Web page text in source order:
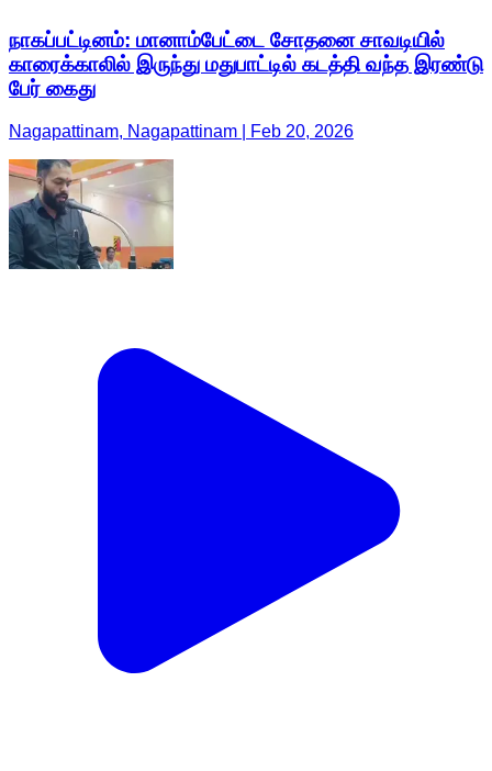
நாகப்பட்டினம்: மானாம்பேட்டை சோதனை சாவடியில்
காரைக்காலில் இருந்து மதுபாட்டில் கடத்தி வந்த இரண்டு
பேர் கைது
Nagapattinam, Nagapattinam | Feb 20, 2026